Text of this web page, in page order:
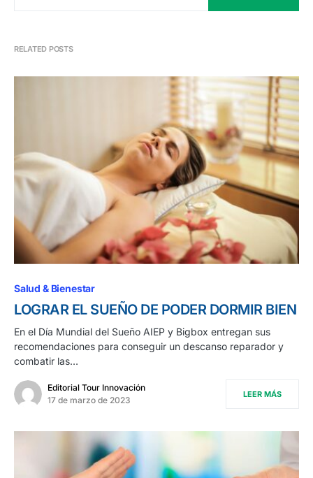
RELATED POSTS
Salud & Bienestar
LOGRAR EL SUEÑO DE PODER DORMIR BIEN
En el Día Mundial del Sueño AIEP y Bigbox entregan sus
recomendaciones para conseguir un descanso reparador y
combatir las…
Editorial Tour Innovación
17 de marzo de 2023
LEER MÁS